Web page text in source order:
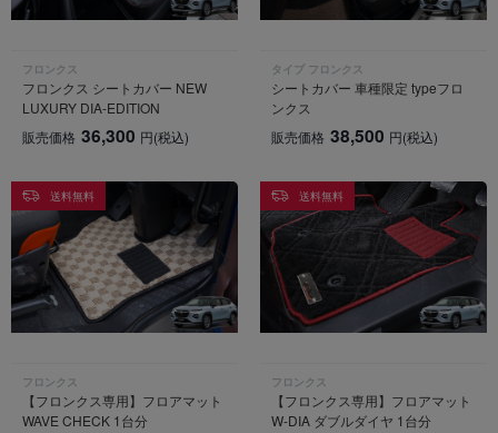
フロンクス
フロンクス シートカバー NEW
LUXURY DIA-EDITION
販売価格 36,300 円(税込)
タイプ フロンクス
シートカバー 車種限定 typeフロ
ンクス
販売価格 38,500 円(税込)
送料無料
フロンクス
【フロンクス専用】フロアマット
WAVE CHECK 1台分
送料無料
フロンクス
【フロンクス専用】フロアマット
W-DIA ダブルダイヤ 1台分